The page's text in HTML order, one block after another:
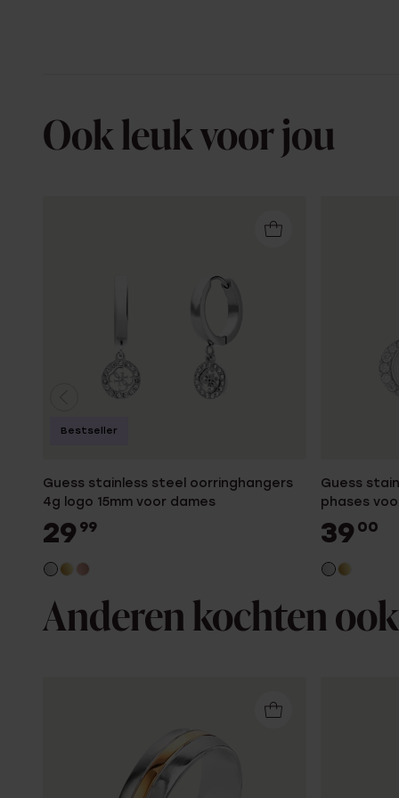
Ook leuk voor jou
Guess stainless steel oorringhangers
4g logo 15mm voor dames
29 99
Bestseller
Guess
phases
39 00
Anderen kochten ook